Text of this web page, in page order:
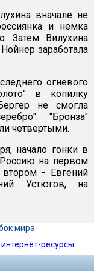
вначале не
и немка
Затем Вилухина
заработала
огневого
в копилку
не смогла
"Бронза"
четвертыми.
начало гонки в
на первом
- Евгений
Устюгов, на
мира
ресурсы